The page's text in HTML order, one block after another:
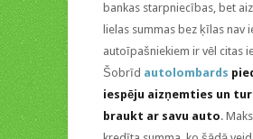
bankas starpniecības, bet
lielas summas bez ķīlas nav
autoīpašniekiem ir vēl citas
Šobrīd autolombards
iespēju aizņemties un
braukt ar savu auto.